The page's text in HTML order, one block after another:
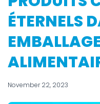
ÉTERNELS
November 22, 2023